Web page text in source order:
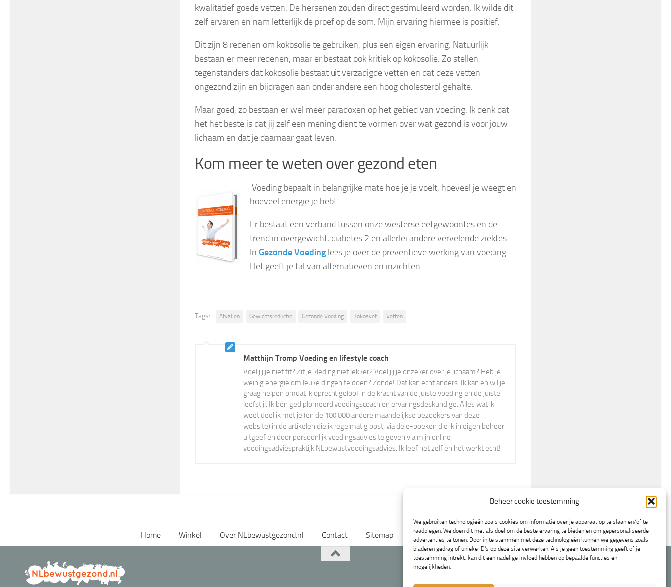
Beheer cookie toestemming
We gebruiken technologieën zoals cookies om informatie over je apparaat op te slaan en/of te
raadplegen. We doen dit met als doel om de beste ervaring te bieden en om gepersonaliseerde
advertenties te tonen. Door in te stemmen met deze technologieën kunnen we gegevens zoals
bladeren gedrag of unieke ID's op deze site verwerken. Als je geen toestemming geeft of je
toestemming intrekt, kan dit een nadelige invloed hebben op bepaalde functies en
mogelijkheden.
kwalitatief goede vetten. De hersenen zouden direct gestimuleerd worden. Ik wilde dit
zelf ervaren en nam letterlijk de proef op de som. Mijn ervaring hiermee is positief.
Dit zijn 8 redenen om kokosolie te gebruiken, plus een eigen ervaring. Natuurlijk
bestaan er meer redenen, maar er bestaat ook kritiek op kokosolie. Zo stellen
tegenstanders dat kokosolie bestaat uit verzadigde vetten en dat deze vetten
ongezond zijn en bijdragen aan onder andere een hoog cholesterol gehalte.
Maar goed, zo bestaan er wel meer paradoxen op het gebied van voeding. Ik denk dat
het het beste is dat jij zelf een mening dient te vormen over wat gezond is voor jouw
lichaam en dat je daarnaar gaat leven.
Kom meer te weten over gezond eten
Voeding bepaalt in belangrijke mate hoe je je voelt, hoeveel je weegt en
hoeveel energie je hebt.
Er bestaat een verband tussen onze westerse eetgewoontes en de
trend in overgewicht, diabetes 2 en allerlei andere vervelende ziektes.
In Gezonde Voeding lees je over de preventieve werking van voeding.
Het geeft je tal van alternatieven en inzichten.
Tags: Afvallen Gewichtsreductie Gezonde Voeding Kokosvet Vetten
Matthijn Tromp Voeding en lifestyle coach
Voel jij je niet fit? Zit je kleding niet lekker? Voel jij je onzeker over je lichaam? Heb je
weinig energie om leuke dingen te doen? Zonde! Dat kan echt anders. Ik kan en wil je
graag helpen omdat ik oprecht geloof in de kracht van de juiste voeding en de juiste
leefstijl. Ik ben gediplomeerd voedingscoach en ervaringsdeskundige. Alles wat ik
weet deel ik met je (en de 100.000 andere maandelijkse bezoekers van deze
website) in de artikelen die ik regelmatig post, via de e-boeken die ik in eigen beheer
uitgeef en door persoonlijk voedingsadvies te geven via mijn online
voedingsadviespraktijk NLbewustvoedingsadvies. Ik leef het zelf en het werkt echt!
Home Winkel Over NLbewustgezond.nl Contact Sitemap Voorwaarden Cookiebeleid (EU)